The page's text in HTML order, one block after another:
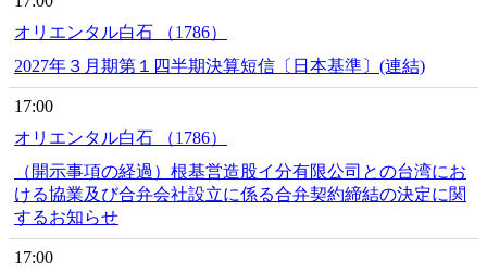
オリエンタル白石 （1786）
2027年３月期第１四半期決算短信〔日本基準〕(連結)
17:00
オリエンタル白石 （1786）
（開示事項の経過）根基営造股イ分有限公司との台湾にお
ける協業及び合弁会社設立に係る合弁契約締結の決定に関
するお知らせ
17:00